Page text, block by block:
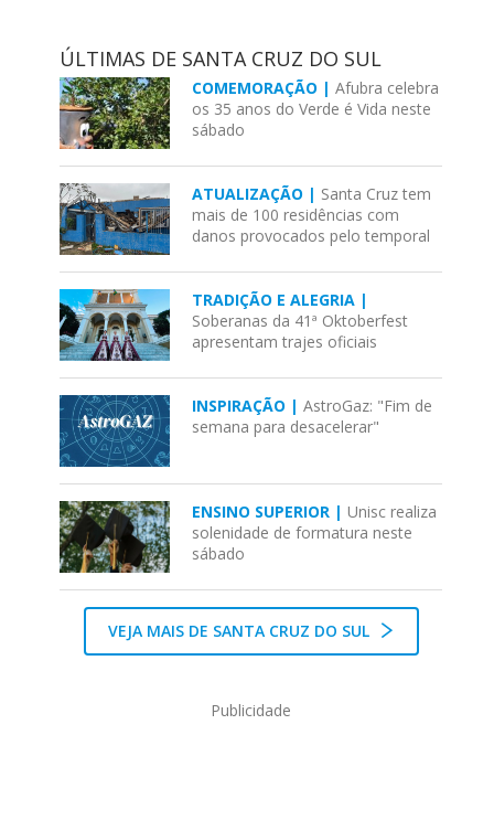
ÚLTIMAS DE SANTA CRUZ DO SUL
COMEMORAÇÃO |Afubra celebra
os 35 anos do Verde é Vida neste
sábado
ATUALIZAÇÃO | Santa Cruz tem
mais de 100 residências com
danos provocados pelo temporal
TRADIÇÃO E ALEGRIA |
Soberanas da 41ª Oktoberfest
apresentam trajes oficiais
INSPIRAÇÃO |AstroGaz: "Fim de
semana para desacelerar"
ENSINO SUPERIOR | Unisc realiza
solenidade de formatura neste
sábado
VEJA MAIS DE SANTA CRUZ DO SUL
Publicidade